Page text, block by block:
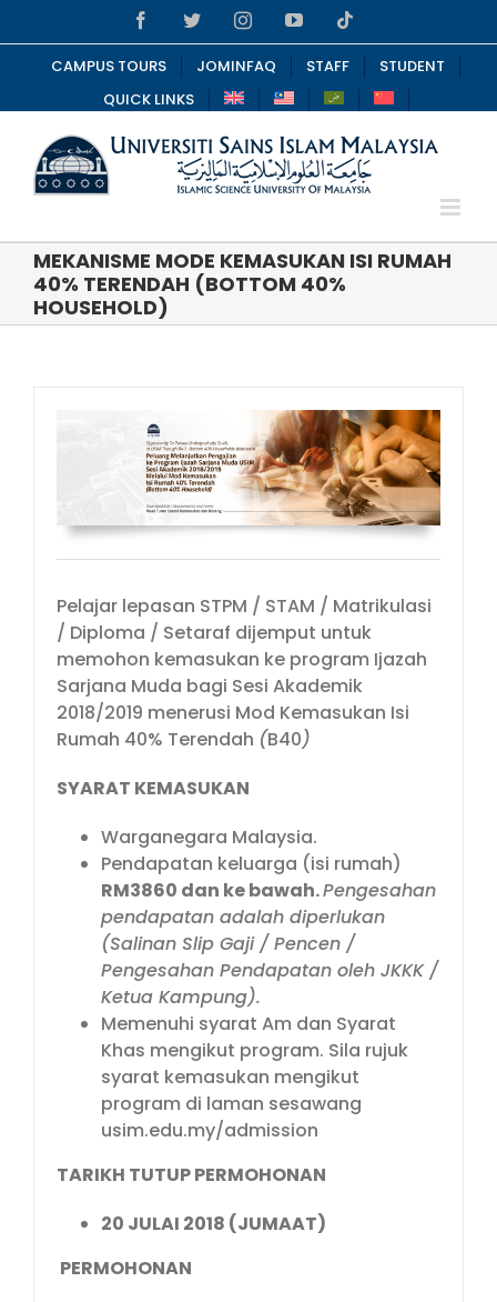
to
content
FacebookTwitterInstagramYouTube
CAMPUS TOURS JOMINFAQ STAFF
STUDENT
QUICK LINKS
MEKANISME MODE KEMASUKAN ISI RUMAH
40% TERENDAH (BOTTOM 40%
HOUSEHOLD)
Pelajar lepasan STPM / STAM / Matrikulasi
/ Diploma / Setaraf dijemput untuk
memohon kemasukan ke program Ijazah
Sarjana Muda bagi Sesi Akademik
2018/2019 menerusi Mod Kemasukan Isi
Rumah 40% Terendah (B40)
SYARAT KEMASUKAN
Warganegara Malaysia.
Pendapatan keluarga (isi rumah)
RM3860 dan ke bawah.Pengesahan
pendapatan adalah diperlukan
(Salinan Slip Gaji / Pencen /
Pengesahan Pendapatan oleh JKKK /
Ketua Kampung).
Memenuhi syarat Am dan Syarat
Khas mengikut program. Sila rujuk
syarat kemasukan mengikut
program di laman sesawang
usim.edu.my/admission
TARIKH TUTUP PERMOHONAN
20 JULAI 2018 (JUMAAT)
PERMOHONAN